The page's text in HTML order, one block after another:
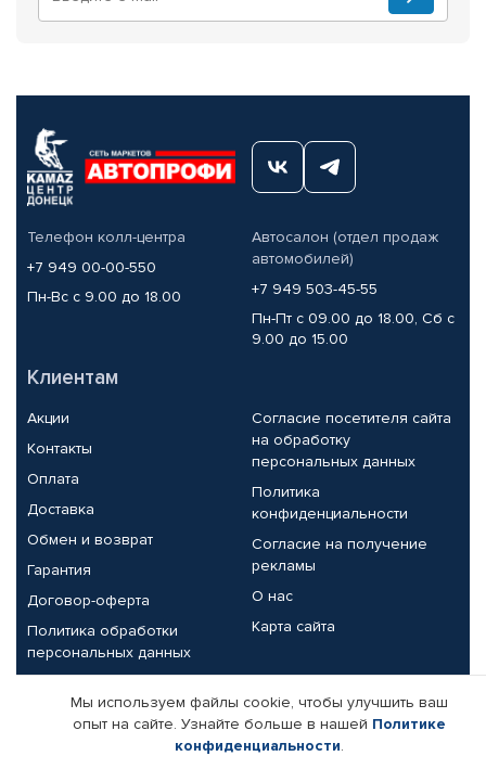
Телефон колл-центра
+7 949 00-00-550
Пн-Вс с 9.00 до 18.00
Автосалон (отдел продаж
автомобилей)
+7 949 503-45-55
Пн-Пт с 09.00 до 18.00, Сб с
9.00 до 15.00
Клиентам
Акции
Контакты
Оплата
Доставка
Обмен и возврат
Гарантия
Договор-оферта
Политика обработки
персональных данных
Согласие посетителя сайта
на обработку
персональных данных
Политика
конфиденциальности
Согласие на получение
рекламы
О нас
Карта сайта
Партнерам
Корпоративным клиентам
Реквизиты компании
Мы используем файлы cookie, чтобы улучшить ваш
опыт на сайте. Узнайте больше в нашей Политике
конфиденциальности.